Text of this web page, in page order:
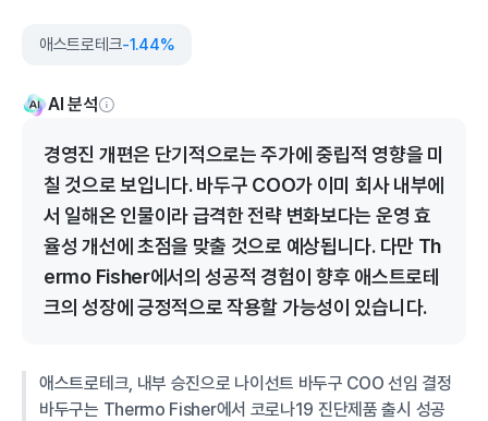
애스트로테크-1.44%
AI 분석
경영진 개편은 단기적으로는 주가에 중립적 영향을 미
칠 것으로 보입니다. 바두구 COO가 이미 회사 내부에
서 일해온 인물이라 급격한 전략 변화보다는 운영 효
율성 개선에 초점을 맞출 것으로 예상됩니다. 다만 Th
ermo Fisher에서의 성공적 경험이 향후 애스트로테
크의 성장에 긍정적으로 작용할 가능성이 있습니다.
애스트로테크, 내부 승진으로 나이선트 바두구 COO 선임 결정
바두구는 Thermo Fisher에서 코로나19 진단제품 출시 성공